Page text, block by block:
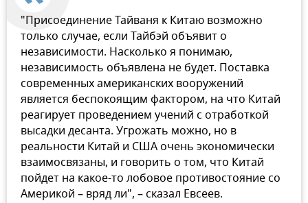
"Присоединение Тайваня к Китаю возможно
только случае, если Тайбэй объявит о
независимости. Насколько я понимаю,
независимость объявлена не будет. Поставка
современных американских вооружений
является беспокоящим фактором, на что Китай
реагирует проведением учений с отработкой
высадки десанта. Угрожать можно, но в
реальности Китай и США очень экономически
взаимосвязаны, и говорить о том, что Китай
пойдет на какое-то лобовое противостояние со
Америкой – вряд ли", – сказал Евсеев.